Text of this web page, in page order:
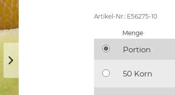
Artikel-Nr.: E56275-10
Menge
Portion
50 Korn